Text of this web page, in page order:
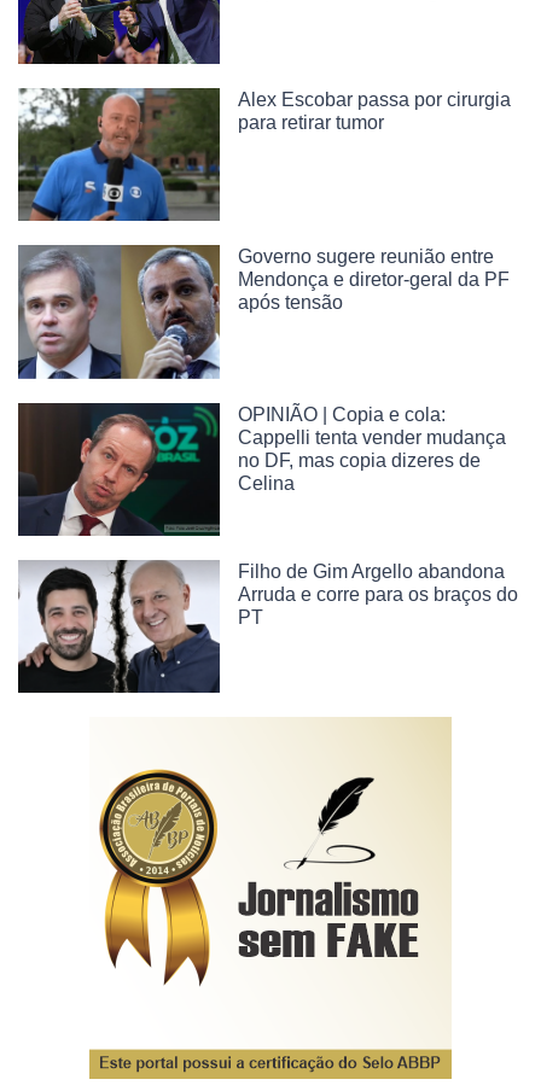
Alex Escobar passa por cirurgia
para retirar tumor
Governo sugere reunião entre
Mendonça e diretor-geral da PF
após tensão
OPINIÃO | Copia e cola:
Cappelli tenta vender mudança
no DF, mas copia dizeres de
Celina
Filho de Gim Argello abandona
Arruda e corre para os braços do
PT